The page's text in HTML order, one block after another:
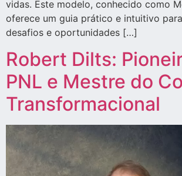
vidas. Este modelo, conhecido como
oferece um guia prático e intuitivo
desafios e oportunidades […]
Robert Dilts:
PNL e Mestre do
Transformacional